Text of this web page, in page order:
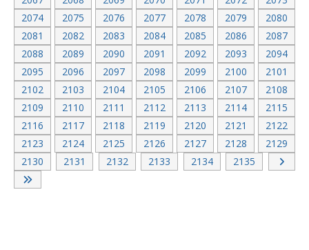
2074
2075 2076 2077 2078 2079
2080
2081
2082 2083 2084 2085 2086
2087
2088
2089 2090 2091 2092 2093
2094
2095
2096 2097 2098 2099 2100
2101
2102
2103 2104 2105 2106 2107
2108
2109
2110 2111 2112 2113 2114
2115
2116
2117 2118 2119 2120 2121
2122
2123
2124 2125 2126 2127 2128
2129
2130
2131 2132 2133 2134 2135